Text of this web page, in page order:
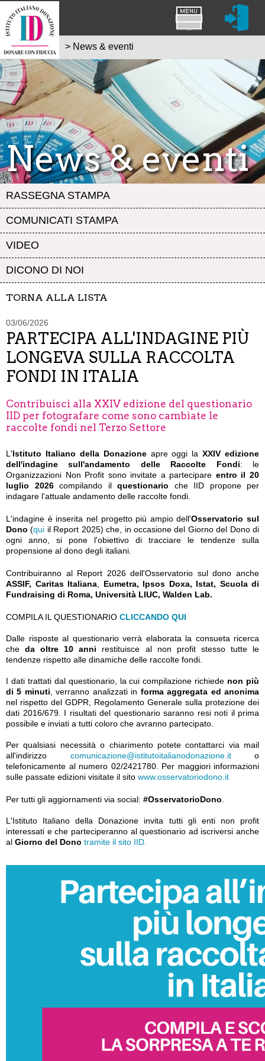
News & eventi
RASSEGNA STAMPA
COMUNICATI STAMPA
VIDEO
DICONO DI NOI
> News & eventi
TORNA ALLA LISTA
03/06/2026
PARTECIPA ALL'INDAGINE PIÙ
LONGEVA SULLA RACCOLTA
FONDI IN ITALIA
Contribuisci alla XXIV edizione del questionario
IID per fotografare come sono cambiate le
raccolte fondi nel Terzo Settore
L'Istituto Italiano della Donazioneapre oggi laXXIV edizione
dell'indagine sull'andamento delle Raccolte Fondi: le
Organizzazioni Non Profit sono invitate a partecipare entro il 20
luglio 2026compilando il questionario che IID propone per
indagare l'attuale andamento delle raccolte fondi.
L'indagine è inserita nel progetto più ampio dell'Osservatorio sul
Dono (qui il Report 2025) che, in occasione del Giorno del Dono di
ogni anno, si pone l'obiettivo di tracciare le tendenze sulla
propensione al dono degli italiani.
Contribuiranno al Report 2026 dell'Osservatorio sul dono anche
ASSIF, Caritas Italiana
Eumetra, Ipsos Doxa, Istat, Scuola di
Fundraising di Roma, Università LIUC, Walden Lab.
COMPILA IL QUESTIONARIO CLICCANDO QUI
Dalle risposte al questionario verrà elaborata la consueta ricerca
cheda oltre 10 anni restituisce al non profit stesso tutte le
tendenze rispetto alle dinamiche delle raccolte fondi.
I dati trattati dal questionario, la cui compilazione richiede non più
di 5 minuti , verranno analizzati in forma aggregata ed anonima
nel rispetto del GDPR, Regolamento Generale sulla protezione dei
dati 2016/679. I risultati del questionario saranno resi noti il prima
possibile e inviati a tutti coloro che avranno partecipato.
Per qualsiasi necessità o chiarimento potete contattarci via mail
all'indirizzo comunicazione@istitutoitalianodonazione.ito
telefonicamente al numero 02/2421780. Per maggiori informazioni
sulle passate edizioni visitate il sito www.osservatoriodono.it
Per tutti gli aggiornamenti via social: #OsservatorioDono
L'Istituto Italiano della Donazione invita tutti gli enti non profit
interessati e che parteciperanno al questionario ad iscriversi anche
al Giorno del Dono tramite il sito IID.